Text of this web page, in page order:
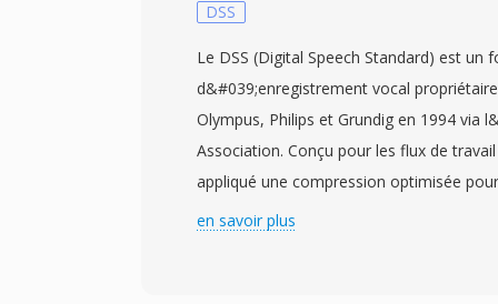
DSS
Le DSS (Digital Speech Standard) est un
d&#039;enregistrement vocal
Olympus, Philips et Grundig en 1994 via
Association. Conçu pour les flux de
appliqué une compression optimisée
débit — la norme originale encodé à
en savoir plus